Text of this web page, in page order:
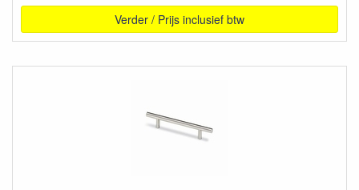
Verder / Prijs inclusief btw